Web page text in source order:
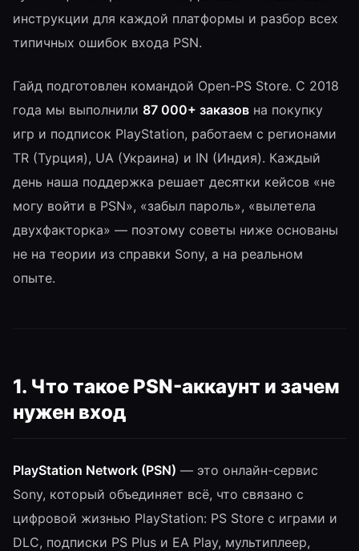
инструкции для каждой платформы и разбор всех
типичных ошибок входа PSN.
Гайд подготовлен командой Open-PS Store. С 2018
года мы выполнили 87 000+ заказов на покупку
игр и подписок PlayStation, работаем с регионами
TR (Турция), UA (Украина) и IN (Индия). Каждый
день наша поддержка решает десятки кейсов «не
могу войти в PSN», «забыл пароль», «вылетела
двухфакторка» — поэтому советы ниже основаны
не на теории из справки Sony, а на реальном
опыте.
1. Что такое PSN-аккаунт и зачем
нужен вход
PlayStation Network (PSN) — это онлайн-сервис
Sony, который объединяет всё, что связано с
цифровой жизнью PlayStation: PS Store с играми и
DLC, подписки PS Plus и EA Play, мультиплеер,